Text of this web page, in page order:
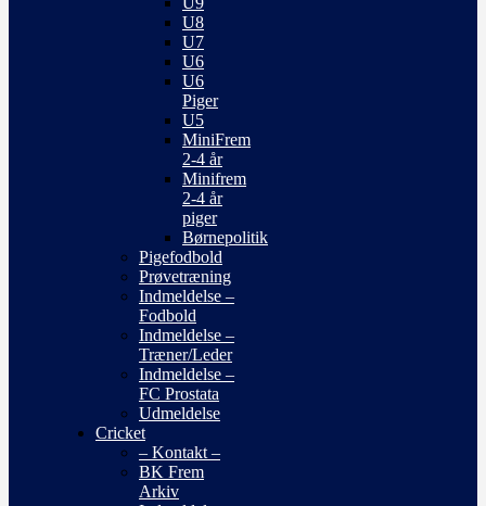
U8
U7
U6
U6
Piger
U5
MiniFrem
2-4 år
Minifrem
2-4 år
piger
Børnepolitik
Pigefodbold
Prøvetræning
Indmeldelse –
Fodbold
Indmeldelse –
Træner/Leder
Indmeldelse –
FC Prostata
Udmeldelse
Cricket
– Kontakt –
BK Frem
Arkiv